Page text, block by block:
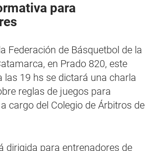
para
Federación de Básquetbol de la
en Prado 820, este
las 19 hs se dictará una charla
reglas de juegos para
cargo del Colegio de Árbitros de
dirigida para entrenadores de